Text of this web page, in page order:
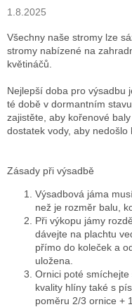
1.8.2025
Všechny naše stromy lze
stromy nabízené na
květináčů.
Nejlepší doba pro výsadbu
té době v dormantním
zajistěte, aby kořenové
dostatek vody, aby nedošlo
Zásady při výsadbě
Výsadbová jáma
než je rozměr balu,
Při výkopu jámy
dávejte na plachtu
přímo do koleček a
uložena.
Ornici poté
kvality hlíny také s
poměru 2/3 ornice +